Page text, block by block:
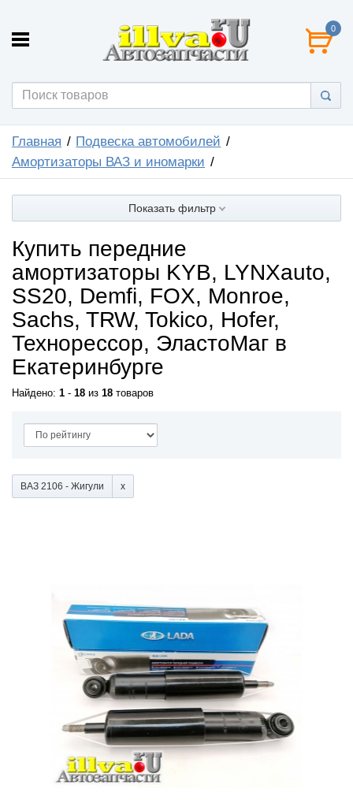
0
Главная
Подвеска автомобилей
Амортизаторы ВАЗ и иномарки
Показать фильтр
Купить передние
амортизаторы KYB, LYNXauto,
SS20, Demfi, FOX, Monroe,
Sachs, TRW, Tokico, Hofer,
Технорессор, ЭластоМаг в
Екатеринбурге
Найдено: 1 - 18 из 18 товаров
ВАЗ 2106 - Жигули